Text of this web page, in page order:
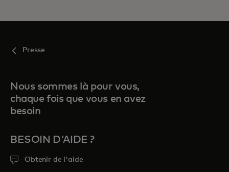
Presse
Nous sommes là pour vous,
chaque fois que vous en avez
besoin
BESOIN D'AIDE ?
Obtenir de l'aide